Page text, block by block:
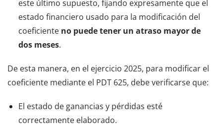
este último supuesto, fijando expresamente que el
estado financiero usado para la modificación del
coeficiente no puede tener un atraso mayor de
dos meses.
De esta manera, en el ejercicio 2025, para modificar el
coeficiente mediante el PDT 625, debe verificarse que:
El estado de ganancias y pérdidas esté
correctamente elaborado.